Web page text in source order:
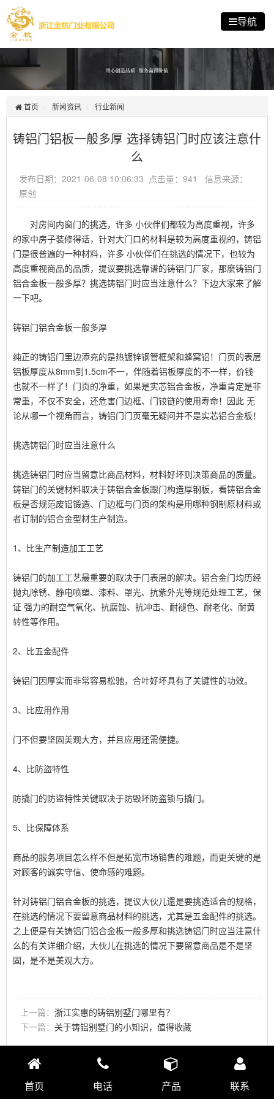
导航
首页 新闻资讯 行业新闻
铸铝门铝板一般多厚 选择铸铝门时应该注意什
么
发布日期：2021-06-08 10:06:33 点击量：941 信息来源：
原创
对房间内窗门的挑选，许多 小伙伴们都较为高度重视，许多
的家中房子装修得话，针对大门口的材料是较为高度重视的，铸铝
门是很普遍的一种材料，许多 小伙伴们在挑选的情况下，也较为
高度重视商品的品质，提议要挑选靠谱的铸铝门厂家，那麼铸铝门
铝合金板一般多厚？挑选铸铝门时应当注意什么？下边大家来了解
一下吧。
铸铝门铝合金板一般多厚
纯正的铸铝门里边添充的是热镀锌钢管框架和蜂窝铝！门页的表层
铝板厚度从8mm到1.5cm不一，伴随着铝板厚度的不一样，价钱
也就不一样了！门页的净重，如果是实芯铝合金板，净重肯定是非
常重，不仅不安全，还危害门边框、门铰链的使用寿命！因此 无
论从哪一个视角而言，铸铝门门页毫无疑问并不是实芯铝合金板！
挑选铸铝门时应当注意什么
挑选铸铝门时应当留意比商品材料，材料好坏则决策商品的质量。
铸铝门的关键材料取决于铸铝合金板跟门构造厚钢板，看铸铝合金
板是否规范废铝锻造、门边框与门页的架构是用哪种钢制原材料或
者订制的铝合金型材生产制造。
1、比生产制造加工工艺
铸铝门的加工工艺最重要的取决于门表层的解决。铝合金门均历经
抛丸除锈、静电喷塑、漆料、罩光、抗紫外光等规范处理工艺，保
证 强力的耐空气氧化、抗腐蚀、抗冲击、耐褪色、耐老化、耐黄
转性等作用。
2、比五金配件
铸铝门因厚实而非常容易松驰，合叶好坏具有了关键性的功效。
3、比应用作用
门不但要坚固美观大方，并且应用还需便捷。
4、比防盜特性
防撬门的防盜特性关键取决于防毁坏防盗锁与撬门。
5、比保障体系
商品的服务项目怎么样不但是拓宽市场销售的难题，而更关键的是
对顾客的诚实守信、使命感的难题。
针对铸铝门铝合金板的挑选，提议大伙儿還是要挑选适合的规格，
在挑选的情况下要留意商品材料的挑选，尤其是五金配件的挑选。
之上便是有关铸铝门铝合金板一般多厚和挑选铸铝门时应当注意什
么的有关详细介绍，大伙儿在挑选的情况下要留意商品是不是坚
固，是不是美观大方。
上一篇： 浙江实惠的铸铝别墅门哪里有？
下一篇： 关于铸铝别墅门的小知识，值得收藏
首页 电话 产品 联系